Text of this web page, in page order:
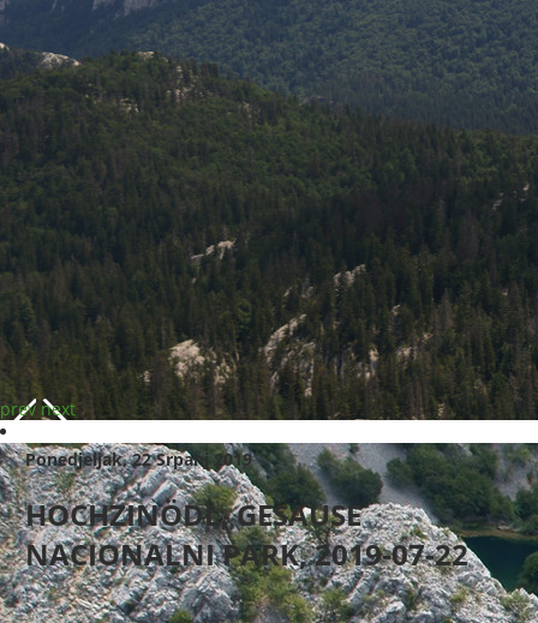
prev next
Ponedjeljak, 22 Srpanj 2019
HOCHZINÖDL, GESÄUSE
NACIONALNI PARK, 2019-07-22